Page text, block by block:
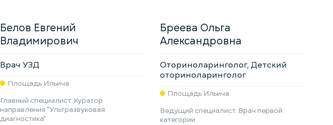
Белов Евгений
Владимирович
Врач УЗД
Площадь Ильича
Главный специалист. Куратор
направления "Ультразвуковая
диагностика"
Бреева Ольга
Александровна
Оториноларинголог, Детский
оториноларинголог
Площадь Ильича
Ведущий специалист. Врач первой
категории